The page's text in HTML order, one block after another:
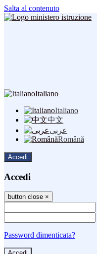
Salta al contenuto
Italiano
Italiano
中文
عربى
Română
Accedi
Accedi
button close ×
Password dimenticata?